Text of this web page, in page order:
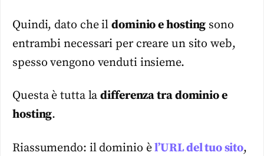
Quindi, dato che il dominio e hosting sono
entrambi necessari per creare un sito web,
spesso vengono venduti insieme.
Questa è tutta ladifferenza tra dominio e
hosting.
Riassumendo: il dominio èl’URL del tuo sito,